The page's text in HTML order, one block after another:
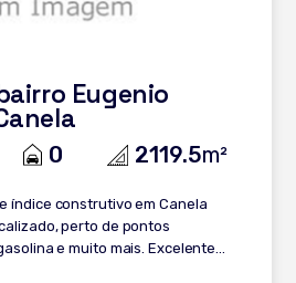
Eugenio
0 2119.5m²
índice construtivo em Canela
perto de pontos
e muito mais. Excelente